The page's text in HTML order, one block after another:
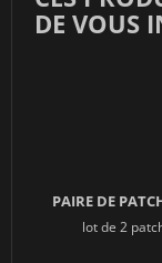
DE VOUS
PAIRE DE
lot de 2